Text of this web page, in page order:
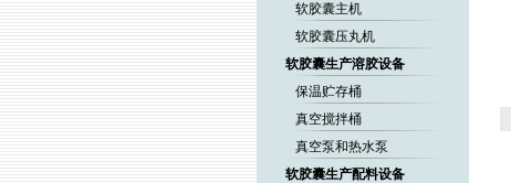
软胶囊主机
软胶囊压丸机
软胶囊生产溶胶设备
保温贮存桶
真空搅拌桶
真空泵和热水泵
软胶囊生产配料设备